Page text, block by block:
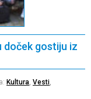
doček gostiju iz
Kultura, Vesti,